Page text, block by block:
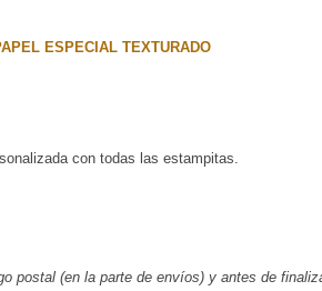
ESPECIAL TEXTURADO
con todas las estampitas.
postal (en la parte de envíos) y antes de